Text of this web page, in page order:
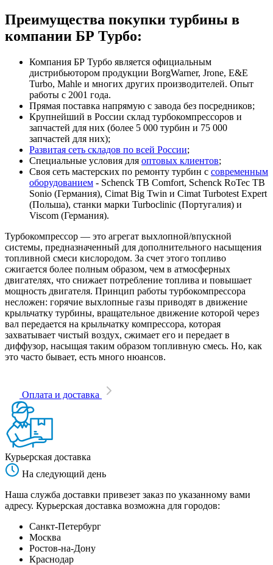
Преимущества покупки турбины в
компании БР Турбо:
Компания БР Турбо является официальным
дистрибьютором продукции BorgWarner, Jrone, E&E
Turbo, Mahle и многих других производителей. Опыт
работы с 2001 года.
Прямая поставка напрямую с завода без посредников;
Крупнейший в России склад турбокомпрессоров и
запчастей для них (более 5 000 турбин и 75 000
запчастей для них);
Развитая сеть складов по всей России;
Специальные условия для оптовых клиентов;
Своя сеть мастерских по ремонту турбин с современным
оборудованием - Schenck TB Comfort, Schenck RoTec TB
Sonio (Германия), Cimat Big Twin и Cimat Turbotest Expert
(Польша), станки марки Turboclinic (Португалия) и
Viscom (Германия).
Турбокомпрессор — это агрегат выхлопной/впускной
системы, предназначенный для дополнительного насыщения
топливной смеси кислородом. За счет этого топливо
сжигается более полным образом, чем в атмосферных
двигателях, что снижает потребление топлива и повышает
мощность двигателя. Принцип работы турбокомпрессора
несложен: горячие выхлопные газы приводят в движение
крыльчатку турбины, вращательное движение которой через
вал передается на крыльчатку компрессора, которая
захватывает чистый воздух, сжимает его и передает в
диффузор, насыщая таким образом топливную смесь. Но, как
это часто бывает, есть много нюансов.
Оплата и доставка
Курьерская доставка
На следующий день
Наша служба доставки привезет заказ по указанному вами
адресу. Курьерская доставка возможна для городов:
Санкт-Петербург
Москва
Ростов-на-Дону
Краснодар